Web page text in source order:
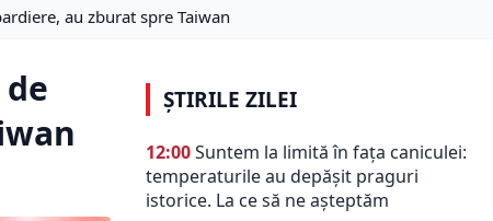
au zburat spre Taiwan
ȘTIRILE ZILEI
12:00Suntem la limită în fața caniculei:
temperaturile au depășit praguri
istorice. La ce să ne așteptăm